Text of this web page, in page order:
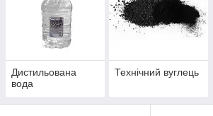
Дистильована
вода
Технічний вуглець